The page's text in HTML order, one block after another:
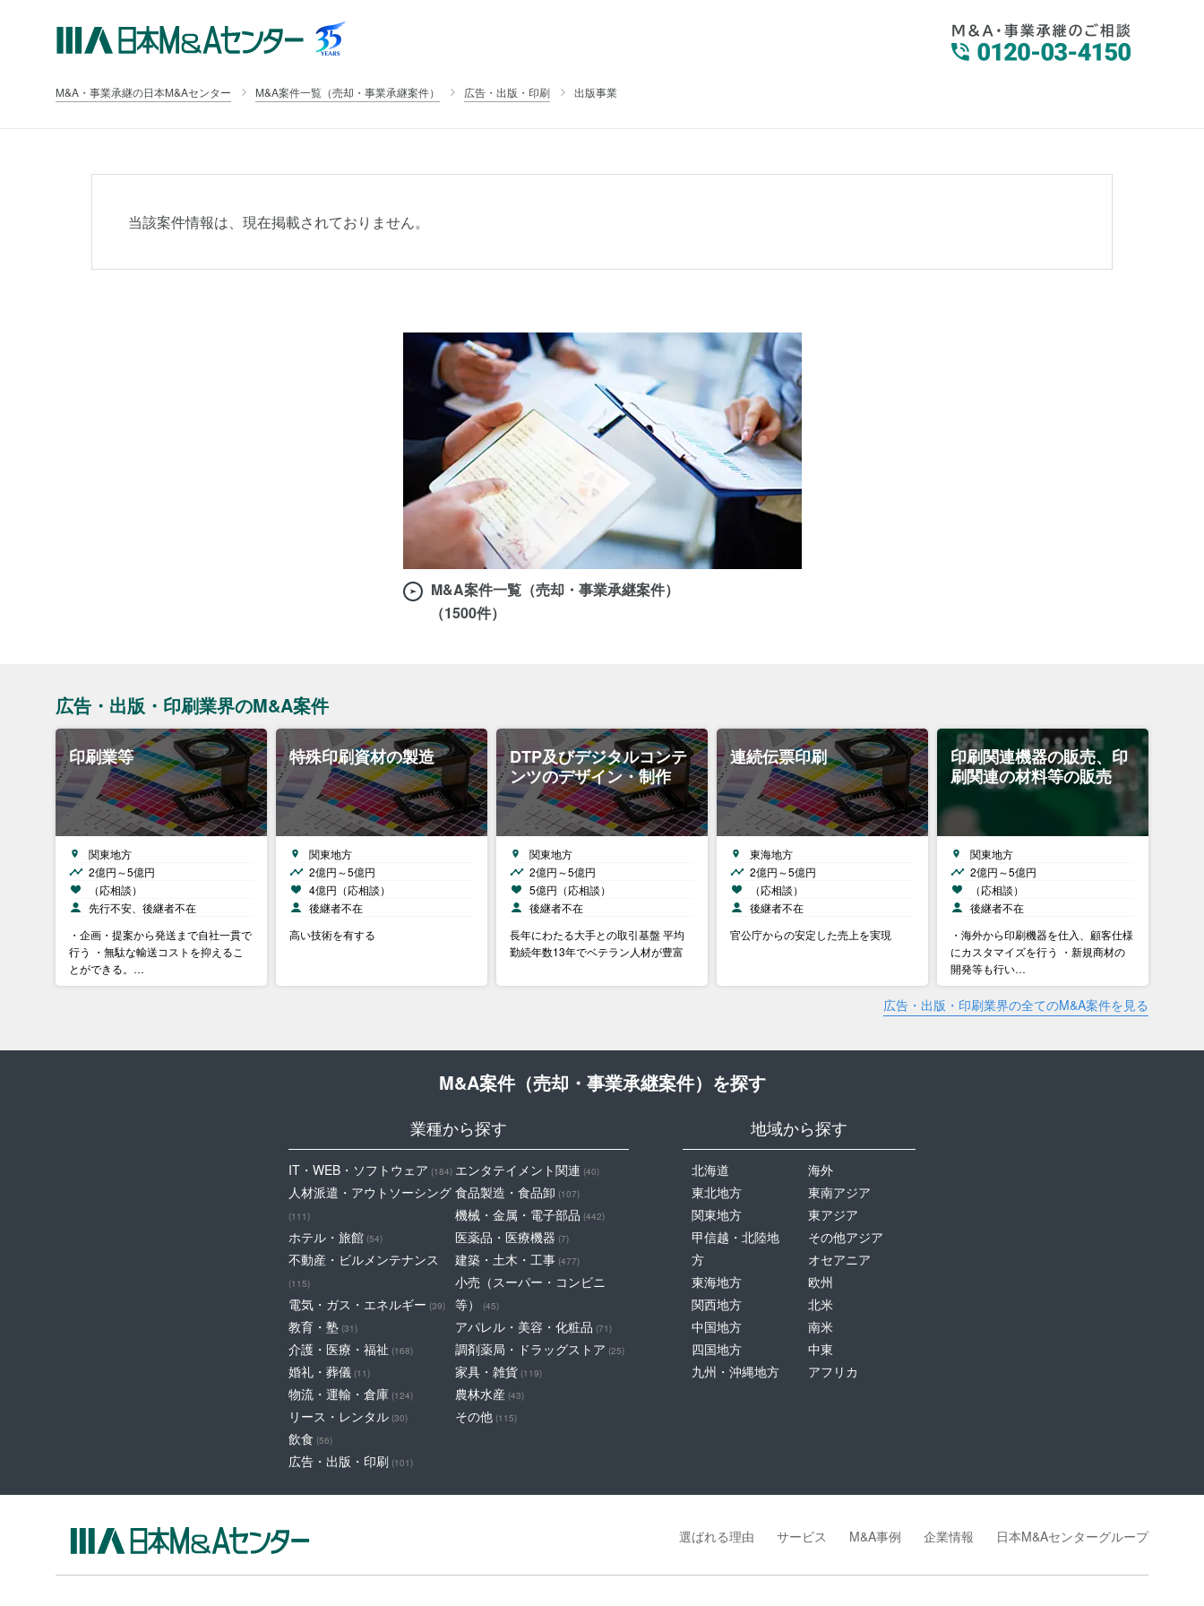
M&A・事業承継の日本M&Aセンター M&A案件一覧（売却・事業承継案件） 広告・出版・印刷 出版事業
当該案件情報は、現在掲載されておりません。
M&A案件一覧（売却・事業承継案件）
（1500件）
広告・出版・印刷業界のM&A案件
印刷業等
関東地方
2億円～5億円
（応相談）
先行不安、後継者不在
・企画・提案から発送まで自社一貫で
行う ・無駄な輸送コストを抑えるこ
とができる。…
特殊印刷資材の製造
関東地方
2億円～5億円
4億円（応相談）
後継者不在
高い技術を有する
DTP及びデジタルコンテ
ンツのデザイン・制作
関東地方
2億円～5億円
5億円（応相談）
後継者不在
長年にわたる大手との取引基盤 平均
勤続年数13年でベテラン人材が豊富
連続伝票印刷
東海地方
2億円～5億円
（応相談）
後継者不在
官公庁からの安定した売上を実現
印刷関連機器の販売、印
刷関連の材料等の販売
関東地方
2億円～5億円
（応相談）
後継者不在
・海外から印刷機器を仕入、顧客仕様
にカスタマイズを行う ・新規商材の
開発等も行い…
広告・出版・印刷業界の全てのM&A案件を見る
M&A案件（売却・事業承継案件）を探す
業種から探す
IT・WEB・ソフトウェア (184)
人材派遣・アウトソーシング
(111)
ホテル・旅館 (54)
不動産・ビルメンテナンス
(115)
電気・ガス・エネルギー (39)
教育・塾 (31)
介護・医療・福祉 (168)
婚礼・葬儀 (11)
物流・運輸・倉庫 (124)
リース・レンタル (30)
飲食 (56)
広告・出版・印刷 (101)
エンタテイメント関連 (40)
食品製造・食品卸 (107)
機械・金属・電子部品 (442)
医薬品・医療機器 (7)
建築・土木・工事 (477)
小売（スーパー・コンビニ
等）
(45)
アパレル・美容・化粧品 (71)
調剤薬局・ドラッグストア (25)
家具・雑貨 (119)
農林水産 (43)
その他 (115)
地域から探す
北海道
東北地方
関東地方
甲信越・北陸地
方
東海地方
関西地方
中国地方
四国地方
九州・沖縄地方
海外
東南アジア
東アジア
その他アジア
オセアニア
欧州
北米
南米
中東
アフリカ
選ばれる理由 サービス M&A事例 企業情報 日本M&Aセンターグループ